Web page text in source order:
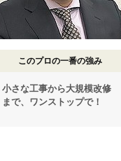
このプロの一番の強み
小さな工事から大規模改修
まで、ワンストップで！